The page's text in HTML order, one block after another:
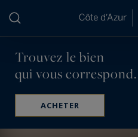
Trouvez le bien
qui vous correspond.
ACHETER